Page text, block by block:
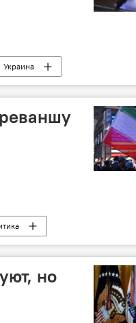
Украина
но